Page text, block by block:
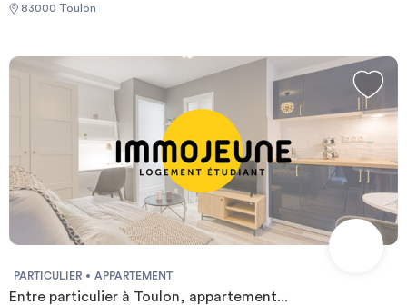
83000 Toulon
PARTICULIER APPARTEMENT
Entre particulier à Toulon, appartement...